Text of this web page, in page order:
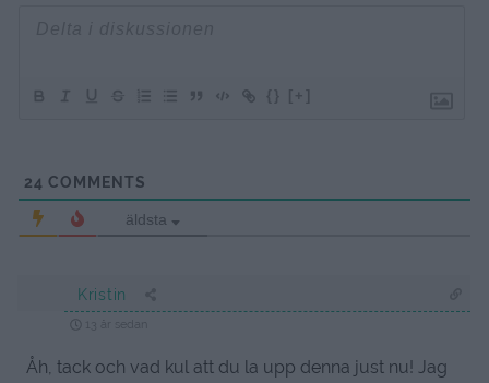
{} [+]
24 COMMENTS
äldsta
Kristin
13 år sedan
Åh, tack och vad kul att du la upp denna just nu! Jag